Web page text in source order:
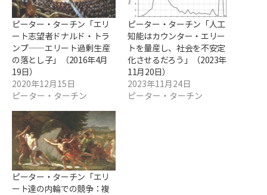
ピーター・ターチン「エリ
ート志望者ドナルド・トラ
ンプ――エリート過剰生産
の落とし子」（2016年4月
19日）
2020年12月15日
ピーター・ターチン
ピーター・ターチン「人工
知能はカウンター・エリー
トを量産し、社会を不安定
化させるだろう」（2023年
11月20日）
2023年11月24日
ピーター・ターチン
ピーター・ターチン「エリ
ート達の内輪での競争：複